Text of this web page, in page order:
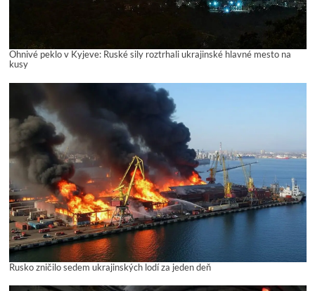
Ohnivé peklo v Kyjeve: Ruské sily roztrhali ukrajinské hlavné mesto na
kusy
Rusko zničilo sedem ukrajinských lodí za jeden deň